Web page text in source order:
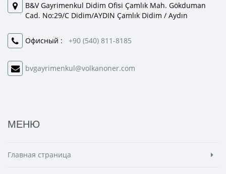
B&V Gayrimenkul Didim Ofisi Çamlık Mah. Gökduman
Cad. No:29/C Didim/AYDIN Çamlık Didim / Aydın
Офисный : +90 (540) 811-8185
bvgayrimenkul@volkanoner.com
МЕНЮ
Главная страница